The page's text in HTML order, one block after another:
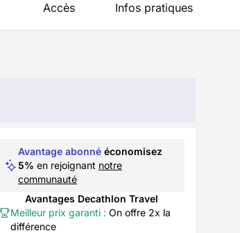
Accès Infos pratiques
Avantage abonné économisez
5% en rejoignant notre
communauté
Avantages Decathlon Travel
Meilleur prix garanti : On offre 2x la
différence